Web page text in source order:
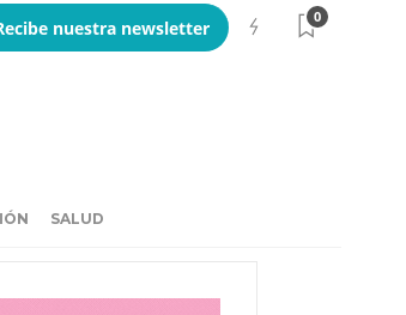
nuestra newsletter
0
SALUD